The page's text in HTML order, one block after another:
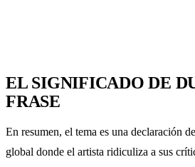
EL SIGNIFICADO DE
FRASE
En resumen, el tema es una declaración
global donde el artista ridiculiza a sus